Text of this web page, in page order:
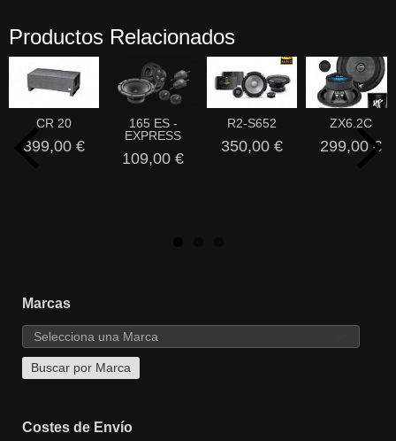
Marcas
Costes de Envío
Productos Relacionados
CR 20
399,00 €
165 ES -
EXPRESS
109,00 €
R2-S652
350,00 €
ZX6.2C
299,00 €